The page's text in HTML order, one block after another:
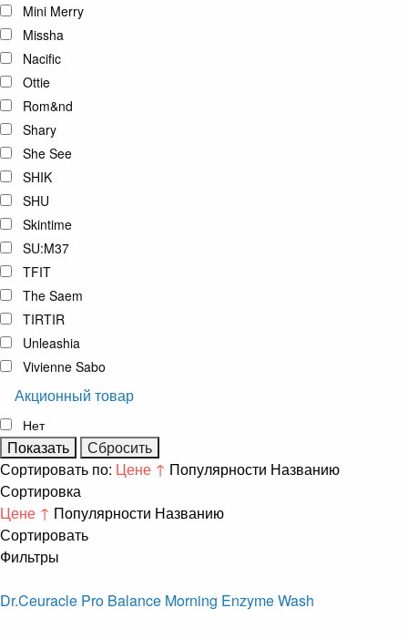
Mini Merry
Missha
Nacific
Ottie
Rom&nd
Shary
She See
SHIK
SHU
Skintime
SU:M37
TFIT
The Saem
TIRTIR
Unleashia
Vivienne Sabo
Акционный товар
Нет
Сортировать по: Цене ↑ Популярности Названию
Сортировка
Цене ↑ Популярности Названию
Сортировать
Фильтры
Dr.Ceuracle Pro Balance Morning Enzyme Wash